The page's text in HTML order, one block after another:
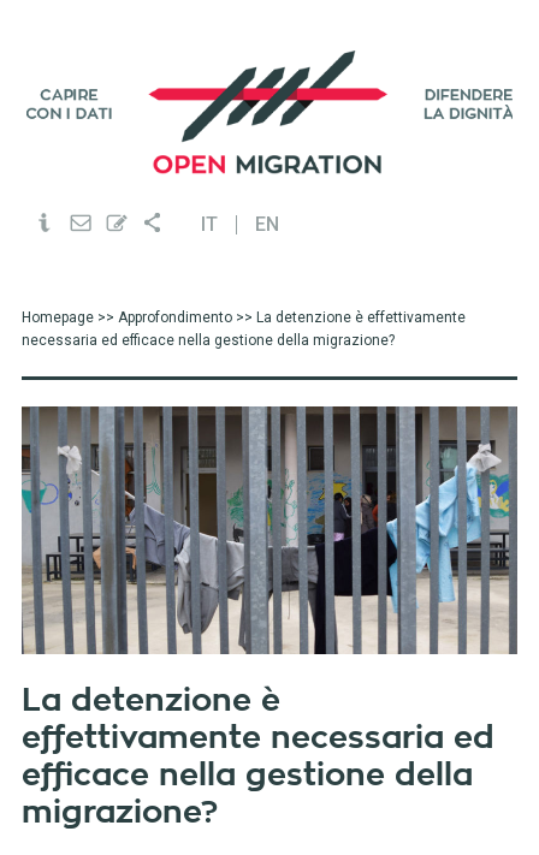
IT EN
Homepage>> Approfondimento>> La detenzione è effettivamente
necessaria ed efficace nella gestione della migrazione?
La detenzione è
effettivamente necessaria ed
efficace nella gestione della
migrazione?